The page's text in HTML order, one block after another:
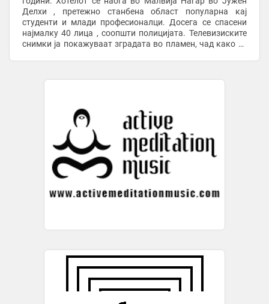
Делхи , претежно станбена област популарна кај
студенти и млади професионалци. Досега се спасени
најмалку 40 лица , соопшти полицијата. Телевизиските
снимки ја покажуваат зградата во пламен, чад како се